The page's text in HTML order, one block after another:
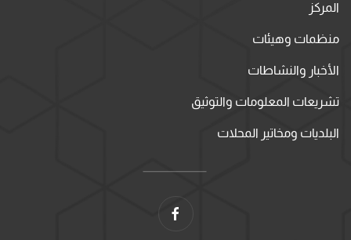
المركز
منظمات وهيئات
الأخبار والنشاطات
تشريعات المعلومات والتوثيق
البلديات ومخاتير المحلات